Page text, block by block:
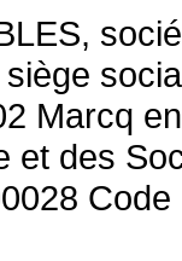
Marcq
et des